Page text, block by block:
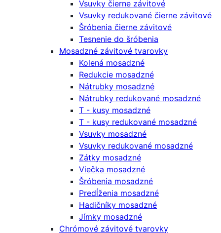
Vsuvky čierne závitové
Vsuvky redukované čierne závitové
Šróbenia čierne závitové
Tesnenie do šróbenia
Mosadzné závitové tvarovky
Kolená mosadzné
Redukcie mosadzné
Nátrubky mosadzné
Nátrubky redukované mosadzné
T - kusy mosadzné
T - kusy redukované mosadzné
Vsuvky mosadzné
Vsuvky redukované mosadzné
Zátky mosadzné
Viečka mosadzné
Šróbenia mosadzné
Predĺženia mosadzné
Hadičníky mosadzné
Jímky mosadzné
Chrómové závitové tvarovky